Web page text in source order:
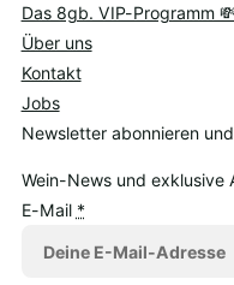
Das 8gb. VIP-Programm
Über uns
Kontakt
Jobs
Newsletter abonnieren
Wein-News und exklusive
E-Mail *